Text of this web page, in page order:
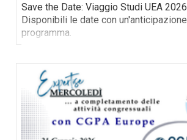
Save the Date: Viaggio Studi UEA
Disponibili le date con
programma.